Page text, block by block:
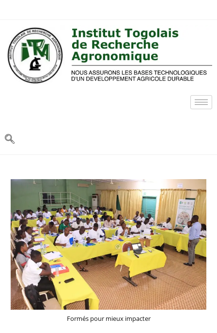
Formés pour mieux impacter